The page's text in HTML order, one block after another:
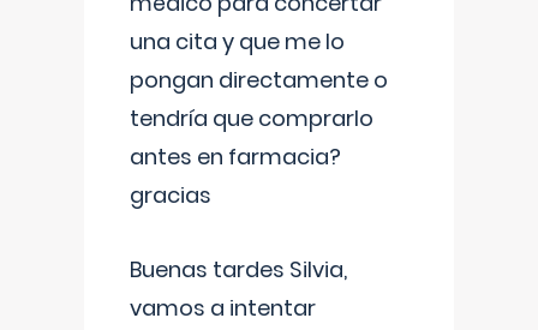
una cita y que me lo
pongan directamente o
tendría que comprarlo
antes en farmacia?
gracias
Buenas tardes Silvia,
vamos a intentar